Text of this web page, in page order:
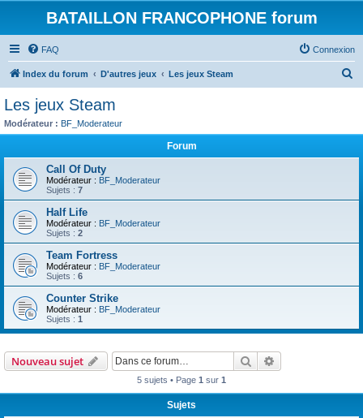
BATAILLON FRANCOPHONE forum
FAQ Connexion
Index du forum D'autres jeux Les jeux Steam
Les jeux Steam
Modérateur : BF_Moderateur
Forum
Call Of Duty
Modérateur : BF_Moderateur
Sujets : 7
Half Life
Modérateur : BF_Moderateur
Sujets : 2
Team Fortress
Modérateur : BF_Moderateur
Sujets : 6
Counter Strike
Modérateur : BF_Moderateur
Sujets : 1
Nouveau sujet Rechercher
5 sujets • Page 1 sur 1
Sujets